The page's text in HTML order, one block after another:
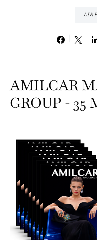
AMILCAR
GROUP - 35